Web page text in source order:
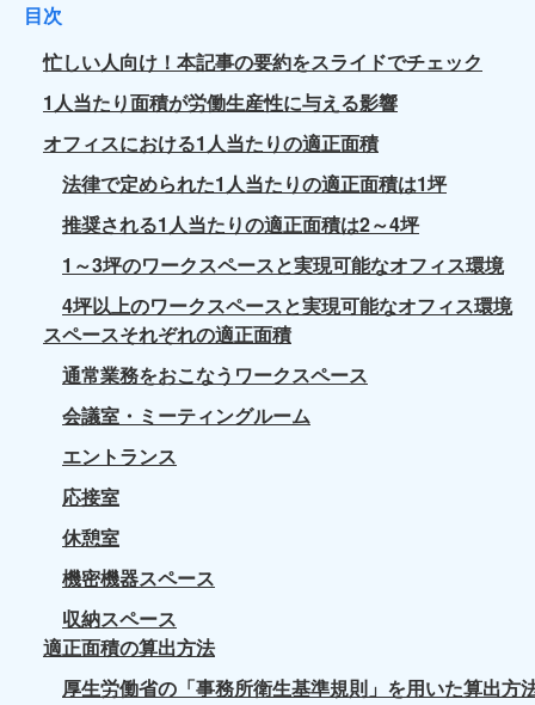
目次
忙しい人向け！本記事の要約をスライドでチェック
1人当たり面積が労働生産性に与える影響
オフィスにおける1人当たりの適正面積
法律で定められた1人当たりの適正面積は1坪
推奨される1人当たりの適正面積は2～4坪
1～3坪のワークスペースと実現可能なオフィス環境
4坪以上のワークスペースと実現可能なオフィス環境
スペースそれぞれの適正面積
通常業務をおこなうワークスペース
会議室・ミーティングルーム
エントランス
応接室
休憩室
機密機器スペース
収納スペース
適正面積の算出方法
厚生労働省の「事務所衛生基準規則」を用いた算出方